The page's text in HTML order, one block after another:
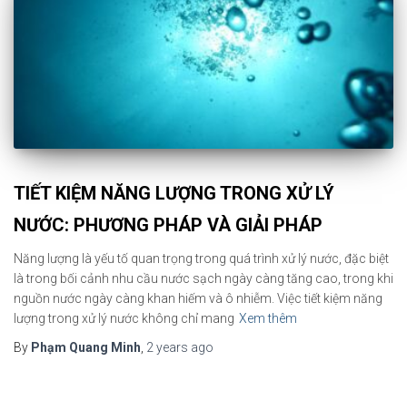
TIẾT KIỆM NĂNG LƯỢNG TRONG XỬ LÝ
NƯỚC: PHƯƠNG PHÁP VÀ GIẢI PHÁP
Năng lượng là yếu tố quan trọng trong quá trình xử lý nước, đặc biệt
là trong bối cảnh nhu cầu nước sạch ngày càng tăng cao, trong khi
nguồn nước ngày càng khan hiếm và ô nhiễm. Việc tiết kiệm năng
lượng trong xử lý nước không chỉ mang Xem thêm
By Phạm Quang Minh 2 years ago